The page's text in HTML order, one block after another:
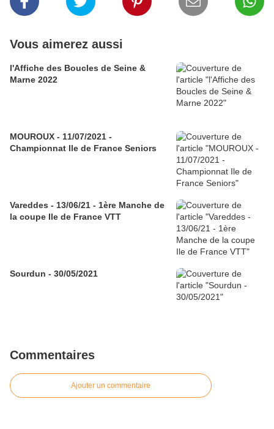
Vous aimerez aussi
l'Affiche des Boucles de Seine &
Marne 2022
MOUROUX - 11/07/2021 -
Championnat Ile de France Seniors
Vareddes - 13/06/21 - 1ère Manche de
la coupe Ile de France VTT
Sourdun - 30/05/2021
Commentaires
Ajouter un commentaire